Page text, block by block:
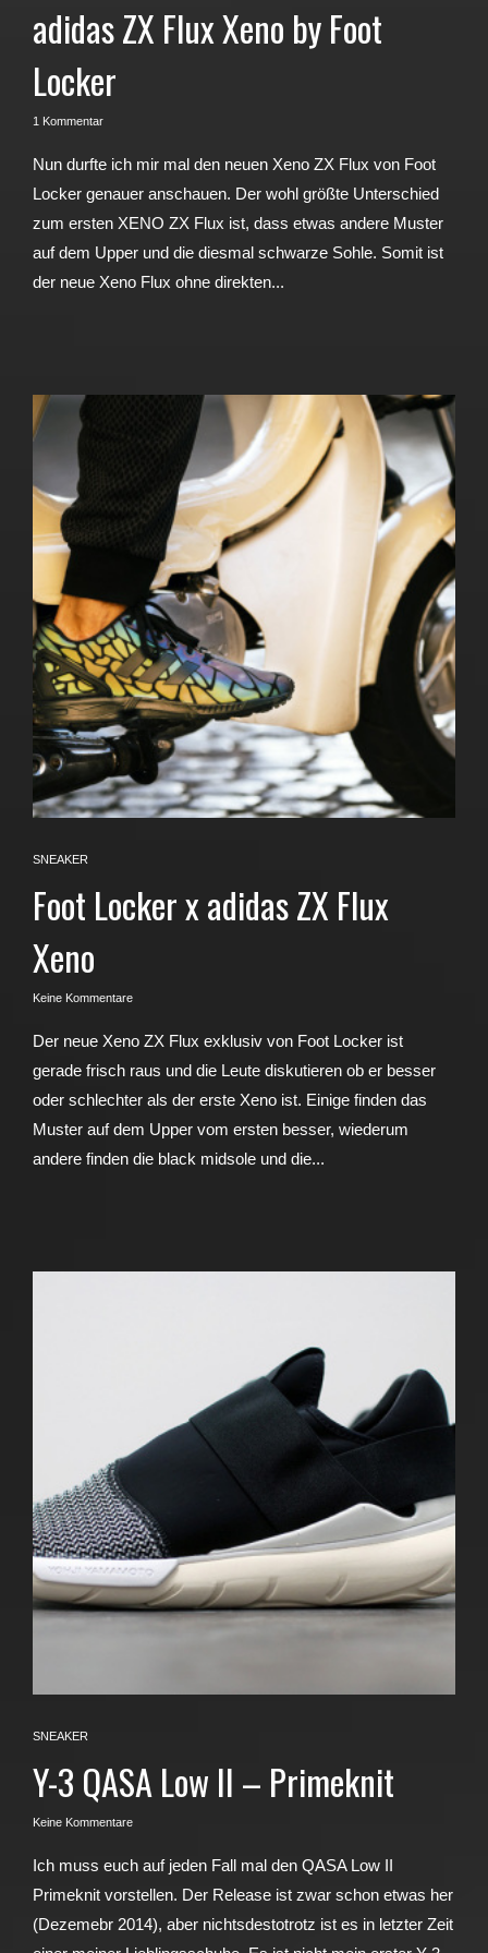
adidas ZX Flux Xeno by Foot
Locker
1 Kommentar
Nun durfte ich mir mal den neuen Xeno ZX Flux von Foot
Locker genauer anschauen. Der wohl größte Unterschied
zum ersten XENO ZX Flux ist, dass etwas andere Muster
auf dem Upper und die diesmal schwarze Sohle. Somit ist
der neue Xeno Flux ohne direkten...
SNEAKER
Foot Locker x adidas ZX Flux
Xeno
Keine Kommentare
Der neue Xeno ZX Flux exklusiv von Foot Locker ist
gerade frisch raus und die Leute diskutieren ob er besser
oder schlechter als der erste Xeno ist. Einige finden das
Muster auf dem Upper vom ersten besser, wiederum
andere finden die black midsole und die...
SNEAKER
Y-3 QASA Low II – Primeknit
Keine Kommentare
Ich muss euch auf jeden Fall mal den QASA Low II
Primeknit vorstellen. Der Release ist zwar schon etwas her
(Dezemebr 2014), aber nichtsdestotrotz ist es in letzter Zeit